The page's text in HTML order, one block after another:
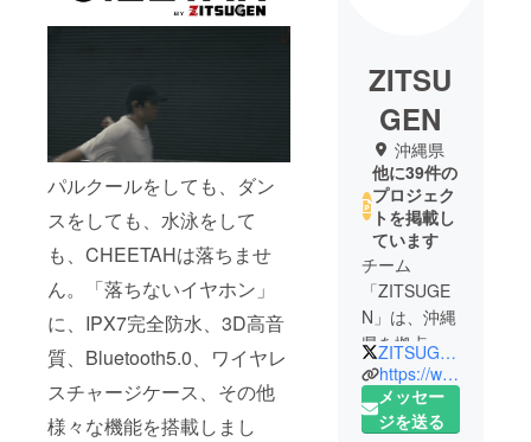
パルクールをしても、ダン
スをしても、水泳をして
も、CHEETAHは落ちませ
ん。「落ちないイヤホン」
に、IPX7完全防水、3D高音
質、Bluetooth5.0、ワイヤレ
スチャージケース、その他
様々な機能を搭載しまし
ZITSU
GEN
沖縄県
他に39件の
プロジェク
トを掲載し
ています
チーム
「ZITSUGE
N」は、沖縄
県を拠点に
し、香港や
深センに
ネットワー
ZITSUGEN_JAPAN
https://www.zitsugen.com
メッセー
ジを送る